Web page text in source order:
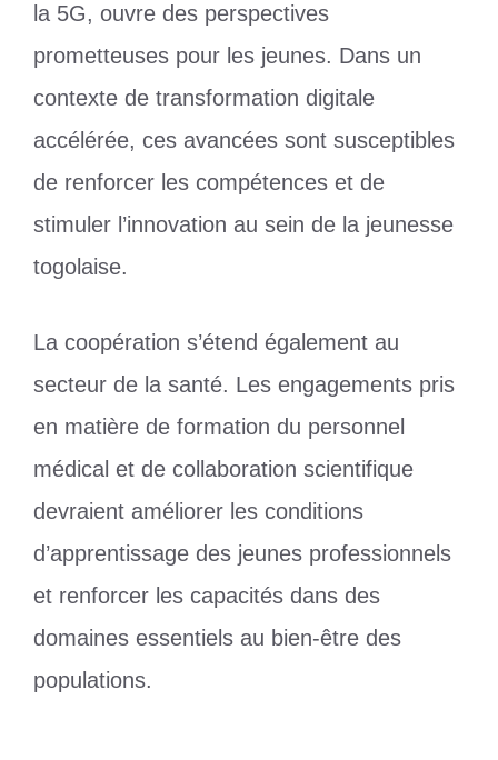
la 5G, ouvre des perspectives
prometteuses pour les jeunes. Dans un
contexte de transformation digitale
accélérée, ces avancées sont susceptibles
de renforcer les compétences et de
stimuler l’innovation au sein de la jeunesse
togolaise.
La coopération s’étend également au
secteur de la santé. Les engagements pris
en matière de formation du personnel
médical et de collaboration scientifique
devraient améliorer les conditions
d’apprentissage des jeunes professionnels
et renforcer les capacités dans des
domaines essentiels au bien-être des
populations.